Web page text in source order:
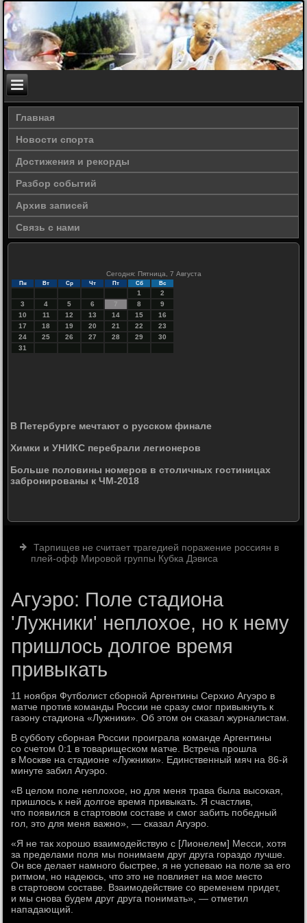
Главная
Новости спорта
Достижения и рекорды
Разбор событий
Архив записей
Связь с нами
Сегодня: Пятница, 7 Августа
Пн Вт Ср Чт Пт Сб Вс
1
2
3
4 5 6 7 8
9
10
11 12 13 14 15
16
17
18 19 20 21 22
23
24
25 26 27 28 29
30
31
В Петербурге мечтают о русском финале
Химки и УНИКС перебрали легионеров
Больше половины номеров в столичных гостиницах
забронированы к ЧМ-2018
Тарпищев не считает трагедией поражение россиян в
плей-офф Мировой группы Кубка Дэвиса
Агуэро: Поле стадиона
'Лужники' неплохое, но к нему
пришлось долгое время
привыкать
11 ноября Футболист сборной Аргентины Серхио Агуэро в
матче против команды России не сразу смог привыкнуть к
газону стадиона «Лужники». Об этом он сказал журналистам.
В субботу сборная России проиграла команде Аргентины
со счетом 0:1 в товарищеском матче. Встреча прошла
в Москве на стадионе «Лужники». Единственный мяч на 86-й
минуте забил Агуэро.
«В целом поле неплохое, но для меня трава была высокая,
пришлось к ней долгое время привыкать. Я счастлив,
что появился в стартовом составе и смог забить победный
гол, это для меня важно», — сказал Агуэро.
«Я не так хорошо взаимодействую с [Лионелем] Месси, хотя
за пределами поля мы понимаем друг друга гораздо лучше.
Он все делает намного быстрее, я не успеваю на поле за его
ритмом, но надеюсь, что это не повлияет на мое место
в стартовом составе. Взаимодействие со временем придет,
и мы снова будем друг друга понимать», — отметил
нападающий.